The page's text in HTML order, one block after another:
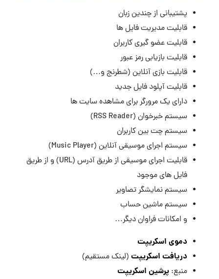
پشتیبانی از چندین زبان
قابلیت مدیریت فایل ها
قابلیت عضو گیری کاربران
قابلیت بازیابی رمز عبور
قابلیت بازی آنلاین (شطرنج و…)
قابلیت آپلود فایل جدید
دارای یک مرورگر برای مشاهده سایت ها
سیستم خبرخوان (RSS Reader)
سیستم چت بین کاربران
سیستم اجرای موسیقی آنلاین (Music Player)
قابلیت اجرای موسیقی از طریق آدرس (URL) و از طریق
فایل های موجود
سیستم نمایشگر تصاویر
سیستم ماشین حساب
و امکانات فراوان دیگر…
دموی اسکریپت
دریافت اسکریپت (لینک مستقیم)
منبع: پرشین اسکریپت